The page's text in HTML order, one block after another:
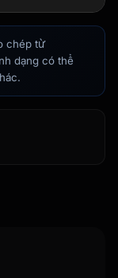
chép từ
dạng có thể